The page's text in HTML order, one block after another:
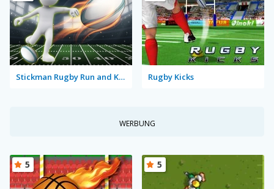
Stickman Rugby Run and Kick Rugby Kicks
WERBUNG
5 5